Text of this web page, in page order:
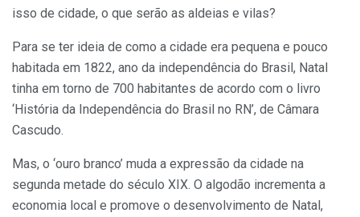
isso de cidade, o que serão as aldeias e vilas?
Para se ter ideia de como a cidade era pequena e pouco
habitada em 1822, ano da independência do Brasil, Natal
tinha em torno de 700 habitantes de acordo com o livro
‘História da Independência do Brasil no RN’, de Câmara
Cascudo.
Mas, o ‘ouro branco’ muda a expressão da cidade na
segunda metade do século XIX. O algodão incrementa a
economia local e promove o desenvolvimento de Natal,